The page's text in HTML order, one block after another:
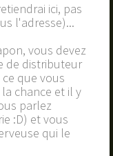
ici, pas
l'adresse)...
vous devez
de distributeur
que vous
chance et il y
parlez
:D) et vous
qui le